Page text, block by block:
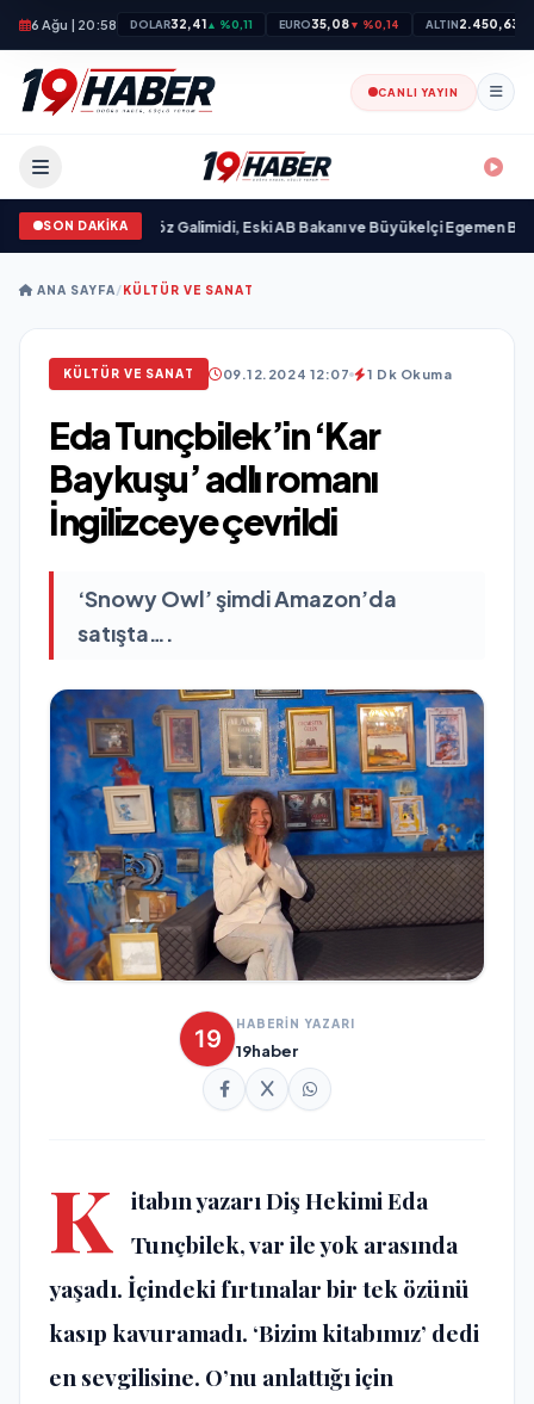
6 Ağu | 20:58 DOLAR32,41▲ %0,11 EURO35,08▼ %0,14 ALTIN2.450,63
CANLI YAYIN
SON DAKİKA
Ali Emre Açıkgöz Galimidi, Eski AB Bakanı ve Büyükelçi Egemen Bağış
ANA SAYFA/KÜLTÜR VE SANAT
KÜLTÜR VE SANAT 09.12.2024 12:07 1 Dk Okuma
Eda Tunçbilek’in ‘Kar
Baykuşu’ adlı romanı
İngilizceye çevrildi
‘Snowy Owl’ şimdi Amazon’da
satışta….
HABERİN YAZARI
19haber
K
itabın yazarı Diş Hekimi Eda
Tunçbilek, var ile yok arasında
yaşadı. İçindeki fırtınalar bir tek özünü
kasıp kavuramadı. ‘Bizim kitabımız’ dedi
en sevgilisine. O’nu anlattığı için